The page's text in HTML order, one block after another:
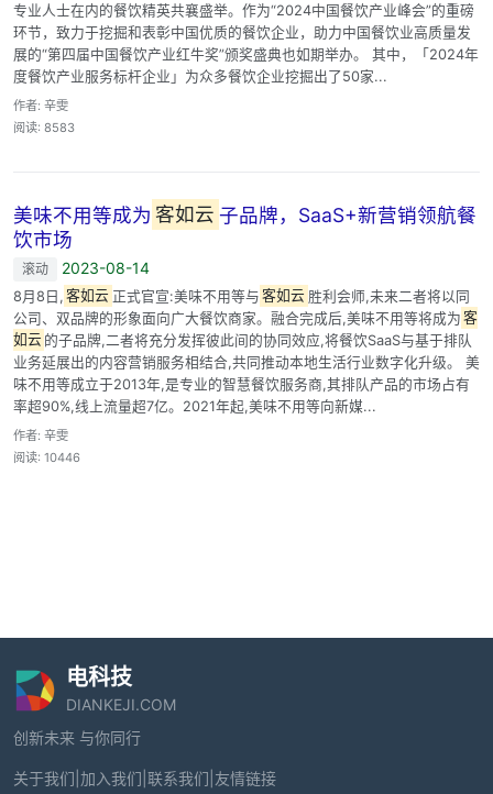
专业人士在内的餐饮精英共襄盛举。作为“2024中国餐饮产业峰会”的重磅
环节，致力于挖掘和表彰中国优质的餐饮企业，助力中国餐饮业高质量发
展的“第四届中国餐饮产业红牛奖”颁奖盛典也如期举办。 其中，「2024年
度餐饮产业服务标杆企业」为众多餐饮企业挖掘出了50家...
作者: 辛雯
阅读: 8583
美味不用等成为 客如云 子品牌，SaaS+新营销领航餐
饮市场
滚动 2023-08-14
8月8日, 客如云 正式官宣:美味不用等与 客如云 胜利会师,未来二者将以同
公司、双品牌的形象面向广大餐饮商家。融合完成后,美味不用等将成为 客
如云 的子品牌,二者将充分发挥彼此间的协同效应,将餐饮SaaS与基于排队
业务延展出的内容营销服务相结合,共同推动本地生活行业数字化升级。 美
味不用等成立于2013年,是专业的智慧餐饮服务商,其排队产品的市场占有
率超90%,线上流量超7亿。2021年起,美味不用等向新媒...
作者: 辛雯
阅读: 10446
电科技
DIANKEJI.COM
创新未来 与你同行
关于我们 加入我们 联系我们 友情链接